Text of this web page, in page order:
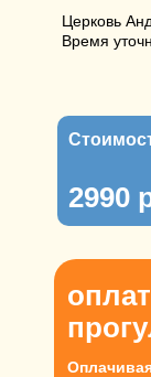
2990
Церковь
Время